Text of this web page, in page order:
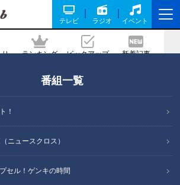
テレビ ラジオ イベント
り ランキング ピックアップ 新着記事
番組一覧
！
ニュースクロス）
セル！ゲンキの時間
！？五輪野球決勝を迎える
心境を吐露！